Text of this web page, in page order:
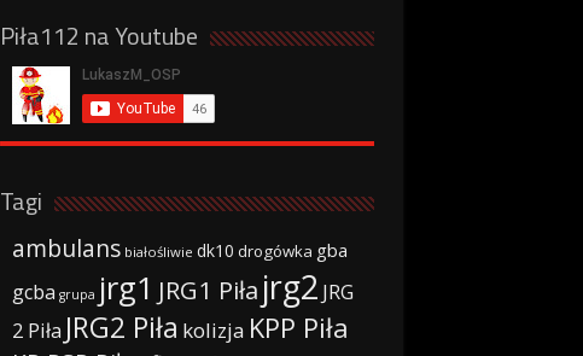
Piła112 na Youtube
Tagi
ambulans białośliwie dk10 drogówka gba
gcba grupa jrg1 JRG1 Piła jrg2 JRG
2 Piła JRG2 Piła kolizja KPP Piła